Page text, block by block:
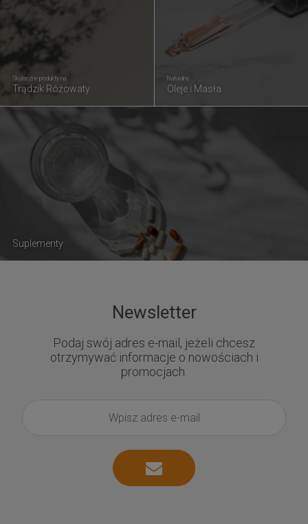
Suplementy
Skuteczne produkty na
Trądzik Różowaty
Naturalne
Oleje i Masła
Newsletter
Podaj swój adres e-mail, jeżeli chcesz
otrzymywać informacje o nowościach i
promocjach.